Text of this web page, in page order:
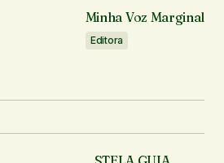
novos comentários por e-mail.
novas publicações por e-mail.
Minha Voz Marginal
Editora